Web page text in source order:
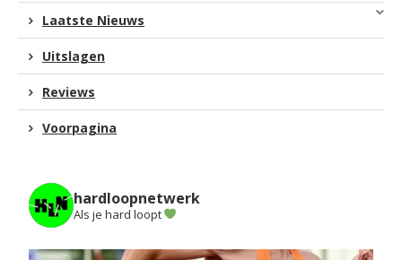
Laatste Nieuws
Uitslagen
Reviews
Voorpagina
hardloopnetwerk
Als je hard loopt